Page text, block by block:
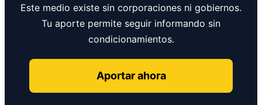
Este medio existe sin corporaciones ni gobiernos.
Tu aporte permite seguir informando sin
condicionamientos.
Aportar ahora